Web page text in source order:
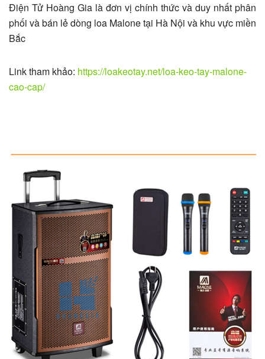
Điện Tử Hoàng Gia là đơn vị chính thức và duy nhất phân
phối và bán lẻ dòng loa Malone tại Hà Nội và khu vực miền
Bắc
Link tham khảo: https://loakeotay.net/loa-keo-tay-malone-
cao-cap/